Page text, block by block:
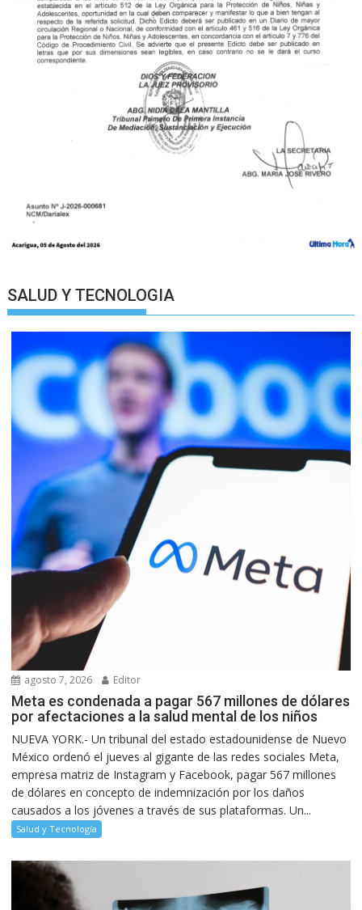
SALUD Y TECNOLOGIA
agosto 7, 2026 Editor
Meta es condenada a pagar 567 millones de dólares
por afectaciones a la salud mental de los niños
NUEVA YORK.- Un tribunal del estado estadounidense de Nuevo
México ordenó el jueves al gigante de las redes sociales Meta,
empresa matriz de Instagram y Facebook, pagar 567 millones
de dólares en concepto de indemnización por los daños
causados a los jóvenes a través de sus plataformas. Un...
Salud y Tecnología